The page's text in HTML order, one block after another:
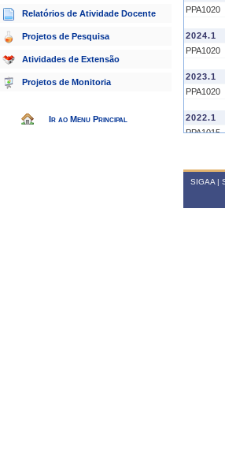
Relatórios de Atividade Docente
Projetos de Pesquisa
Atividades de Extensão
Projetos de Monitoria
Ir ao Menu Principal
PPA1020
2024.1
PPA1020
2023.1
PPA1020
2022.1
PPA1015
PPA1020
SIGAA |